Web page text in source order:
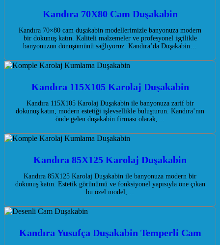
Kandıra 70X80 Cam Duşakabin
Kandıra 70×80 cam duşakabin modellerimizle banyonuza modern
bir dokunuş katın. Kaliteli malzemeler ve profesyonel işçilikle
banyonuzun dönüşümünü sağlıyoruz. Kandıra’da Duşakabin…
Kandıra 115X105 Karolaj Duşakabin
Kandıra 115X105 Karolaj Duşakabin ile banyonuza zarif bir
dokunuş katın, modern estetiği işlevsellikle buluşturun. Kandıra’nın
önde gelen duşakabin firması olarak,…
Kandıra 85X125 Karolaj Duşakabin
Kandıra 85X125 Karolaj Duşakabin ile banyonuza modern bir
dokunuş katın. Estetik görünümü ve fonksiyonel yapısıyla öne çıkan
bu özel model,…
Kandıra Yusufça Duşakabin Temperli Cam